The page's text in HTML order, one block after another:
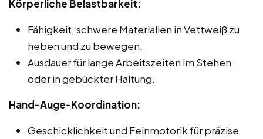
Körperliche Belastbarkeit:
Fähigkeit, schwere Materialien in Vettweiß zu
heben und zu bewegen.
Ausdauer für lange Arbeitszeiten im Stehen
oder in gebückter Haltung.
Hand-Auge-Koordination:
Geschicklichkeit und Feinmotorik für präzise